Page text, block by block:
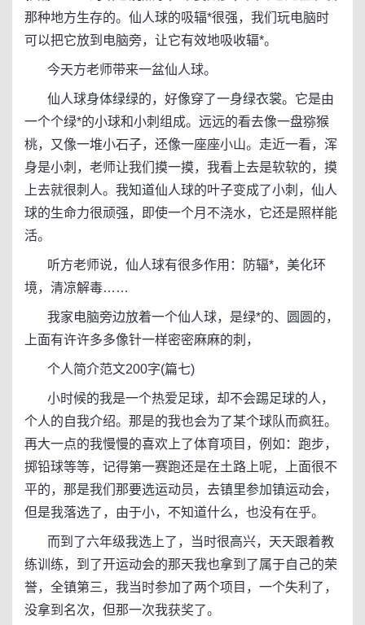
那种地方生存的。仙人球的吸辐*很强，我们玩电脑时
可以把它放到电脑旁，让它有效地吸收辐*。
今天方老师带来一盆仙人球。
仙人球身体绿绿的，好像穿了一身绿衣裳。它是由
一个个绿*的小球和小刺组成。远远的看去像一盘猕猴
桃，又像一堆小石子，还像一座座小山。走近一看，浑
身是小刺，老师让我们摸一摸，我看上去是软软的，摸
上去就很刺人。我知道仙人球的叶子变成了小刺，仙人
球的生命力很顽强，即使一个月不浇水，它还是照样能
活。
听方老师说，仙人球有很多作用：防辐*，美化环
境，清凉解毒……
我家电脑旁边放着一个仙人球，是绿*的、圆圆的，
上面有许许多多像针一样密密麻麻的刺，
个人简介范文200字(篇七)
小时候的我是一个热爱足球，却不会踢足球的人，
个人的自我介绍。那是的我也会为了某个球队而疯狂。
再大一点的我慢慢的喜欢上了体育项目，例如：跑步，
掷铅球等等，记得第一赛跑还是在土路上呢，上面很不
平的，那是我们那要选运动员，去镇里参加镇运动会，
但是我落选了，由于小，不知道什么，也没有在乎。
而到了六年级我选上了，当时很高兴，天天跟着教
练训练，到了开运动会的那天我也拿到了属于自己的荣
誉，全镇第三，我当时参加了两个项目，一个失利了，
没拿到名次，但那一次我获奖了。